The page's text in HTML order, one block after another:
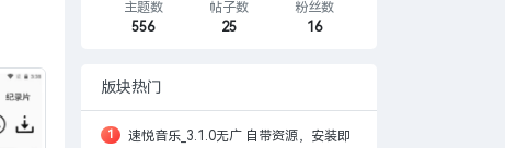
主题数
556
帖子数
25
粉丝数
16
版块热门
1 速悦音乐_3.1.0无广 自带资源，安装即